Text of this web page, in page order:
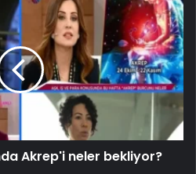
Akrep'i neler bekliyor?